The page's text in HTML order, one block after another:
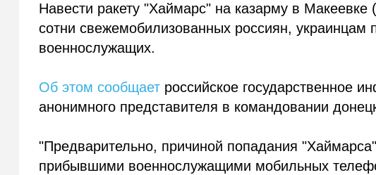
Навести ракету "Хаймарс" на казарму в
сотни свежемобилизованных россиян, украинцам
военнослужащих.
Об этом сообщает российское государственное
анонимного представителя в командовании
"Предварительно, причиной попадания
прибывшими военнослужащими мобильных